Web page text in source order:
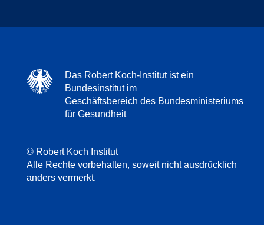
Das Robert Koch-Institut ist ein
Bundesinstitut im
Geschäftsbereich des Bundesministeriums
für Gesundheit
© Robert Koch Institut
Alle Rechte vorbehalten, soweit nicht ausdrücklich
anders vermerkt.